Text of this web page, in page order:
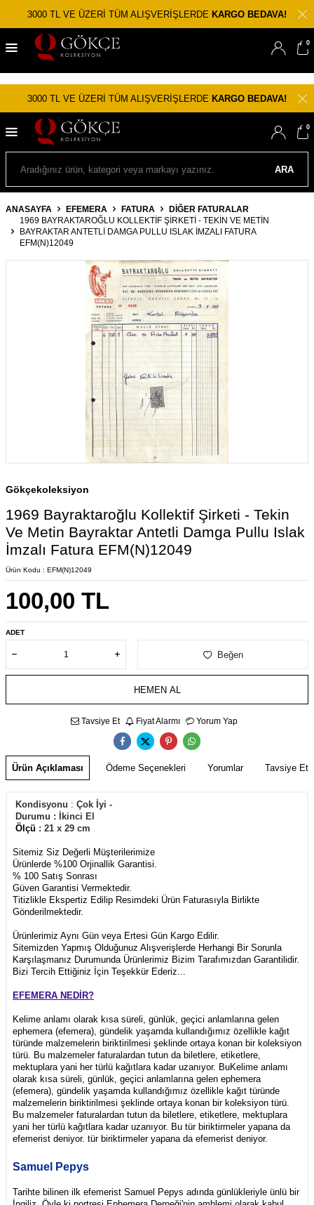
3000 TL VE ÜZERİ TÜM ALIŞVERİŞLERDE KARGO BEDAVA!
0
3000 TL VE ÜZERİ TÜM ALIŞVERİŞLERDE KARGO BEDAVA!
ARA
0
ANASAYFA EFEMERA FATURA
DIĞER FATURALAR
1969 BAYRAKTAROĞLU KOLLEKTIF ŞIRKETI - TEKIN VE METIN
BAYRAKTAR ANTETLI DAMGA PULLU ISLAK İMZALI FATURA
EFM(N)12049
Gökçekoleksiyon
1969 Bayraktaroğlu Kollektif Şirketi - Tekin
Ve Metin Bayraktar Antetli Damga Pullu Islak
İmzalı Fatura EFM(N)12049
Ürün Kodu : EFM(N)12049
100,00 TL
ADET
Beğen
HEMEN AL
Tavsiye Et Fiyat Alarmı Yorum Yap
Ürün Açıklaması Ödeme Seçenekleri Yorumlar Tavsiye Et
Kondisyonu : Çok İyi -
Durumu : İkinci El
Ölçü : 21 x 29 cm
Sitemiz Siz Değerli Müşterilerimize
Ürünlerde %100 Orjinallik Garantisi.
% 100 Satış Sonrası
Güven Garantisi Vermektedir.
Titizlikle Ekspertiz Edilip Resimdeki Ürün Faturasıyla Birlikte
Gönderilmektedir.
Ürünlerimiz Aynı Gün veya Ertesi Gün Kargo Edilir.
Sitemizden Yapmış Olduğunuz Alışverişlerde Herhangi Bir Sorunla
Karşılaşmanız Durumunda Ürünlerimiz Bizim Tarafımızdan Garantilidir.
Bizi Tercih Ettiğiniz İçin Teşekkür Ederiz...
EFEMERA NEDİR?
Kelime anlamı olarak kısa süreli, günlük, geçici anlamlarına gelen
ephemera (efemera), gündelik yaşamda kullandığımız özellikle kağıt
türünde malzemelerin biriktirilmesi şeklinde ortaya konan bir koleksiyon
türü. Bu malzemeler faturalardan tutun da biletlere, etiketlere,
mektuplara yani her türlü kağıtlara kadar uzanıyor. BuKelime anlamı
olarak kısa süreli, günlük, geçici anlamlarına gelen ephemera
(efemera), gündelik yaşamda kullandığımız özellikle kağıt türünde
malzemelerin biriktirilmesi şeklinde ortaya konan bir koleksiyon türü.
Bu malzemeler faturalardan tutun da biletlere, etiketlere, mektuplara
yani her türlü kağıtlara kadar uzanıyor. Bu tür biriktirmeler yapana da
efemerist deniyor. tür biriktirmeler yapana da efemerist deniyor.
Samuel Pepys
Tarihte bilinen ilk efemerist Samuel Pepys adında günlükleriyle ünlü bir